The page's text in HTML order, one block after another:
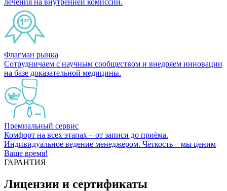
лечения на внутренней комиссии.
Флагман рынка
Сотрудничаем с научным сообществом и внедряем инновации
на базе доказательной медицины.
Премиальный сервис
Комфорт на всех этапах – от записи до приёма.
Индивидуальное ведение менеджером. Чёткость – мы ценим
Ваше время!
ГАРАНТИЯ
Лицензии и сертификаты